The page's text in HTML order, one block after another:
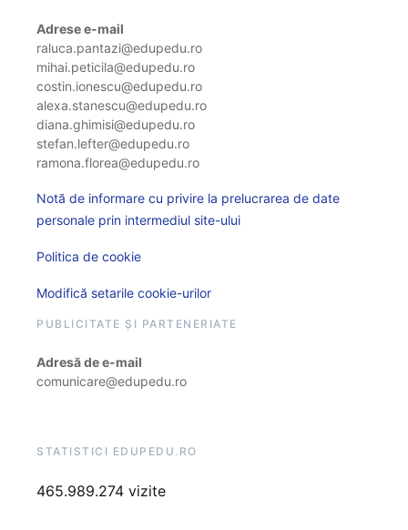
Adrese e-mail
raluca.pantazi@edupedu.ro
mihai.peticila@edupedu.ro
costin.ionescu@edupedu.ro
alexa.stanescu@edupedu.ro
diana.ghimisi@edupedu.ro
stefan.lefter@edupedu.ro
ramona.florea@edupedu.ro
Notă de informare cu privire la prelucrarea de date
personale prin intermediul site-ului
Politica de cookie
Modifică setarile cookie-urilor
PUBLICITATE ȘI PARTENERIATE
Adresă de e-mail
comunicare@edupedu.ro
STATISTICI EDUPEDU.RO
465.989.274 vizite